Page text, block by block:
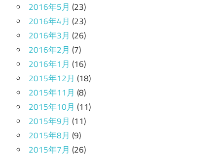
2016年5月 (23)
2016年4月 (23)
2016年3月 (26)
2016年2月 (7)
2016年1月 (16)
2015年12月 (18)
2015年11月 (8)
2015年10月 (11)
2015年9月 (11)
2015年8月 (9)
2015年7月 (26)